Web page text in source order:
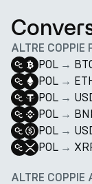
ALTRE COPPIE
POL →
POL →
POL →
POL →
POL →
POL →
ALTRE COPPIE